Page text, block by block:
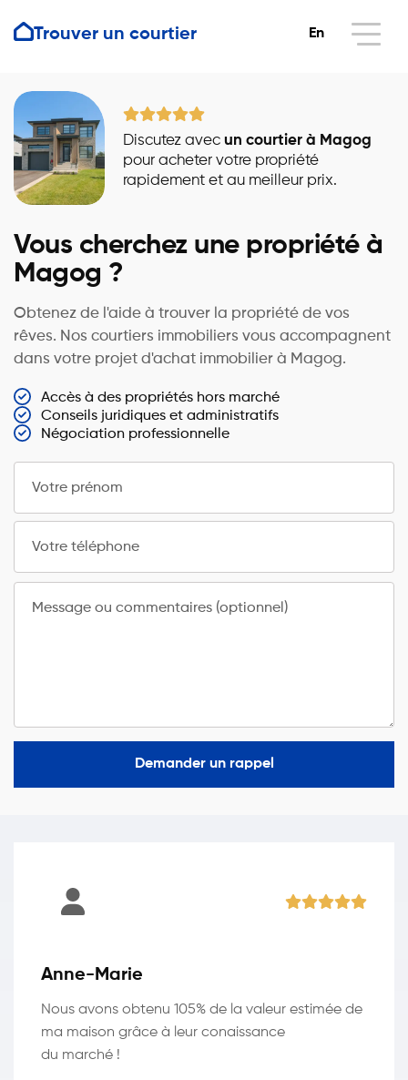
Trouver un courtier En
Discutez avec un courtier à Magog
pour acheter votre propriété
rapidement et au meilleur prix.
Vous cherchez une propriété à
Magog ?
Obtenez de l'aide à trouver la propriété de vos
rêves. Nos courtiers immobiliers vous accompagnent
dans votre projet d'achat immobilier à Magog.
Accès à des propriétés hors marché
Conseils juridiques et administratifs
Négociation professionnelle
Votre prénom
Votre téléphone
Message ou commentaires (optionnel)
Demander un rappel
Anne-Marie
Nous avons obtenu 105% de la valeur estimée de
ma maison grâce à leur conaissance
du marché !